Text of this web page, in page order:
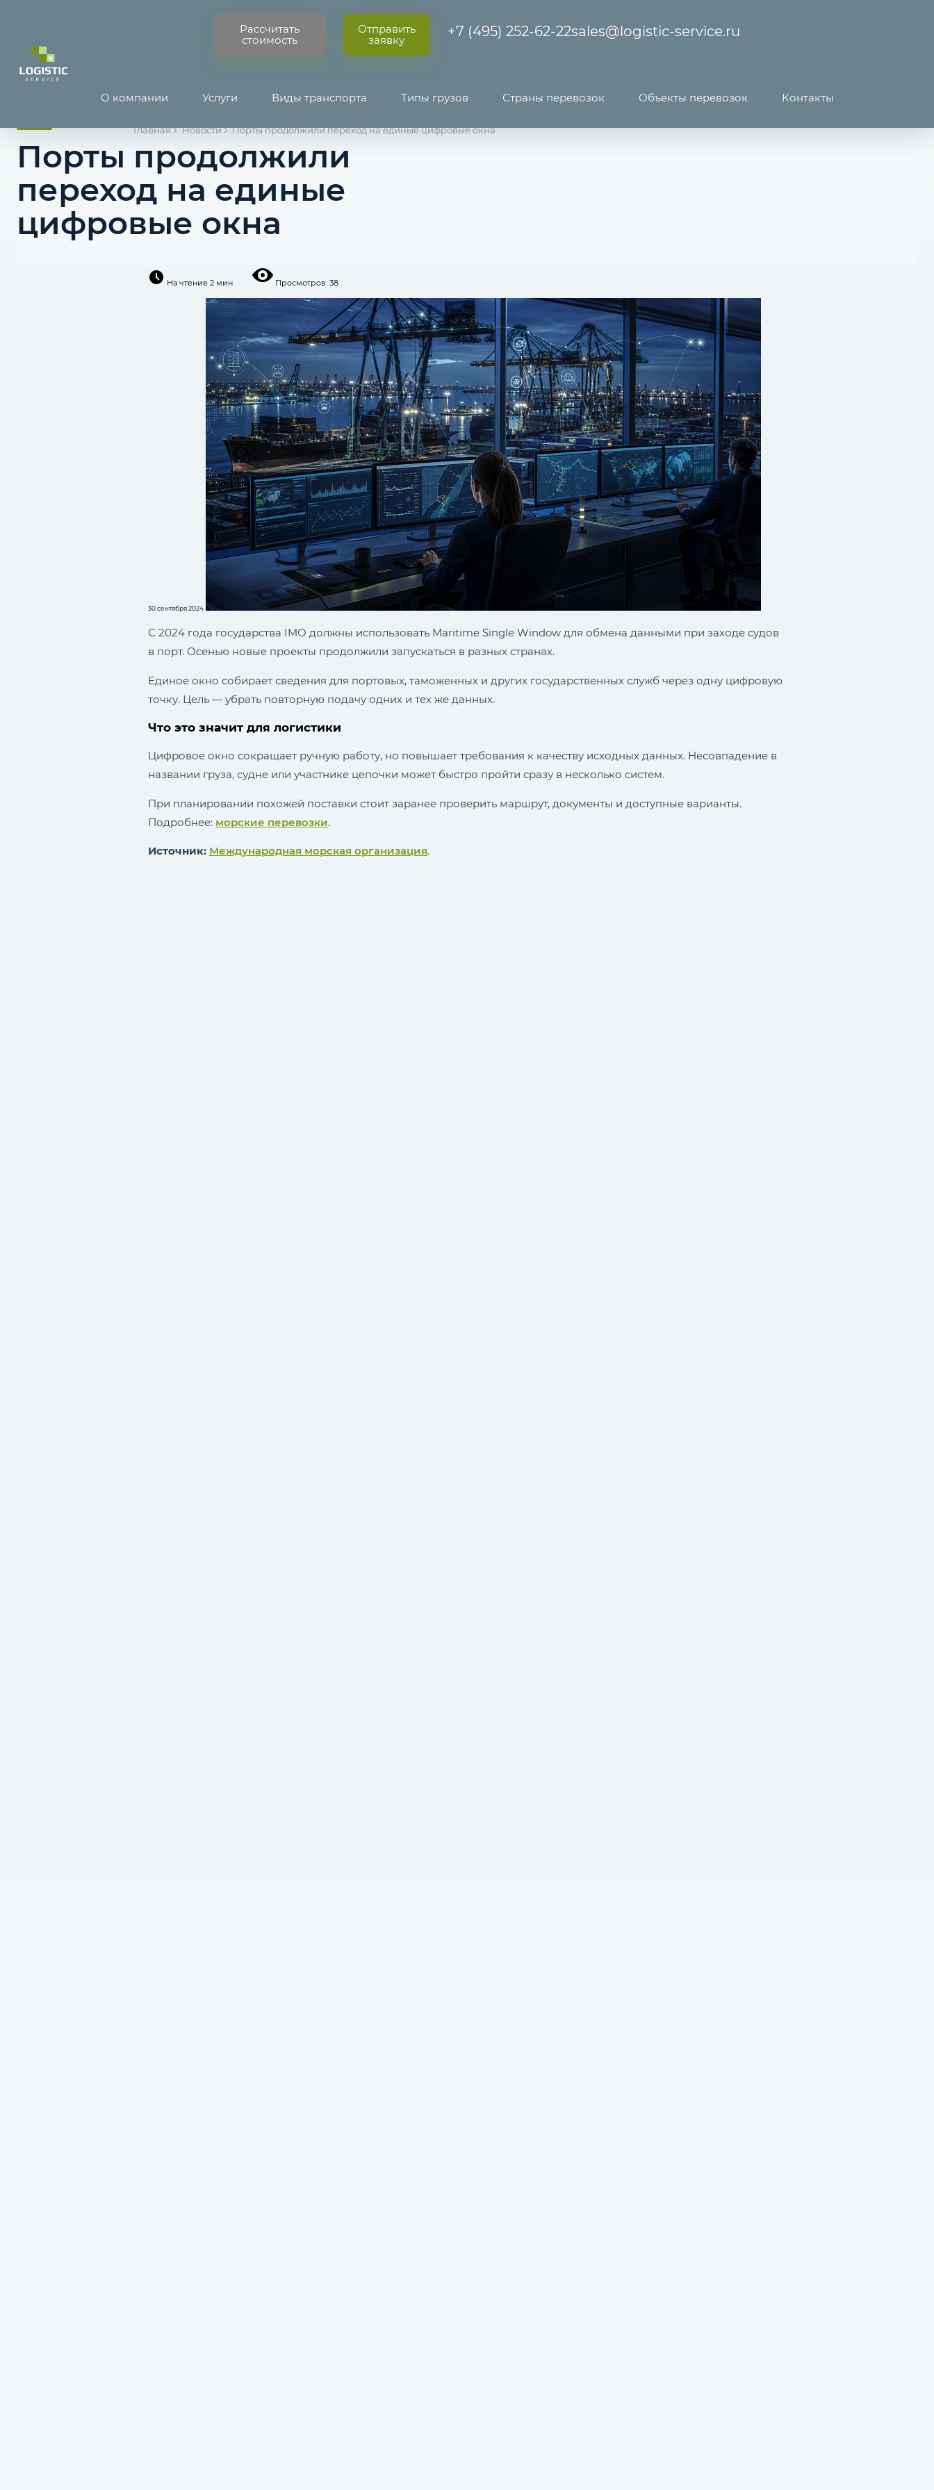
Рассчитать
стоимость
Отправить
заявку
+7 (495) 252-62-22sales@logistic-service.ru
О компании Услуги Виды транспорта Типы грузов Страны перевозок Объекты перевозок Контакты
Главная Новости Порты продолжили переход на единые цифровые окна
Порты продолжили
переход на единые
цифровые окна
На чтение 2 мин Просмотров: 38
30 сентября 2024
С 2024 года государства IMO должны использовать Maritime Single Window для обмена данными при заходе судов
в порт. Осенью новые проекты продолжили запускаться в разных странах.
Единое окно собирает сведения для портовых, таможенных и других государственных служб через одну цифровую
точку. Цель — убрать повторную подачу одних и тех же данных.
Что это значит для логистики
Цифровое окно сокращает ручную работу, но повышает требования к качеству исходных данных. Несовпадение в
названии груза, судне или участнике цепочки может быстро пройти сразу в несколько систем.
При планировании похожей поставки стоит заранее проверить маршрут, документы и доступные варианты.
Подробнее: морские перевозки.
Источник: Международная морская организация.